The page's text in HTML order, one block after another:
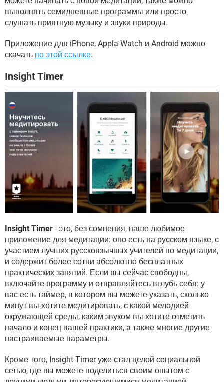
выполнять семидневные программы или просто
слушать приятную музыку и звуки природы.
Приложение для iPhone, Appla Watch и Android можно
скачать по этой ссылке.
Insight Timer
Insight Timer - это, без сомнения, наше любимое
приложение для медитации: оно есть на русском языке, с
участием лучших русскоязычных учителей по медитации,
и содержит более сотни абсолютно бесплатных
практических занятий. Если вы сейчас свободны,
включайте программу и отправляйтесь вглубь себя: у
вас есть таймер, в котором вы можете указать, сколько
минут вы хотите медитировать, с какой мелодией
окружающей среды, каким звуком вы хотите отметить
начало и конец вашей практики, а также многие другие
настраиваемые параметры.
Кроме того, Insight Timer уже стал целой социальной
сетью, где вы можете поделиться своим опытом с